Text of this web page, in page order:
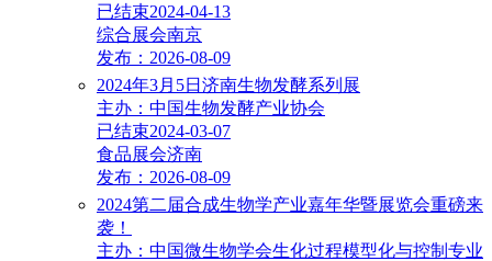
已结束2024-04-13
综合展会南京
发布：2026-08-09
2024年3月5日济南生物发酵系列展
主办：中国生物发酵产业协会
已结束2024-03-07
食品展会济南
发布：2026-08-09
2024第二届合成生物学产业嘉年华暨展览会重磅来
袭！
主办：中国微生物学会生化过程模型化与控制专业